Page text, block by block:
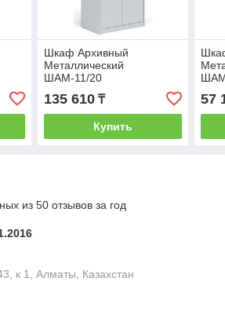
Шкаф Архивный
Металлический
ШАМ-11/20
135 610₸
Купить
57
из 50 отзывов за год
к 1, Алматы, Казахстан